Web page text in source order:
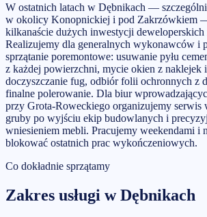
W ostatnich latach w Dębnikach —
w okolicy Konopnickiej i pod Zakrzówkiem
kilkanaście dużych inwestycji
Realizujemy dla generalnych wykonawców i
sprzątanie poremontowe: usuwanie pyłu
z każdej powierzchni, mycie okien z naklejek
doczyszczanie fug, odbiór folii ochronnych z
finalne polerowanie. Dla biur
przy Grota-Roweckiego organizujemy
gruby po wyjściu ekip budowlanych i
wniesieniem mebli. Pracujemy weekendami i
blokować ostatnich prac wykończeniowych.
Co dokładnie sprzątamy
Zakres usługi wDębnikach